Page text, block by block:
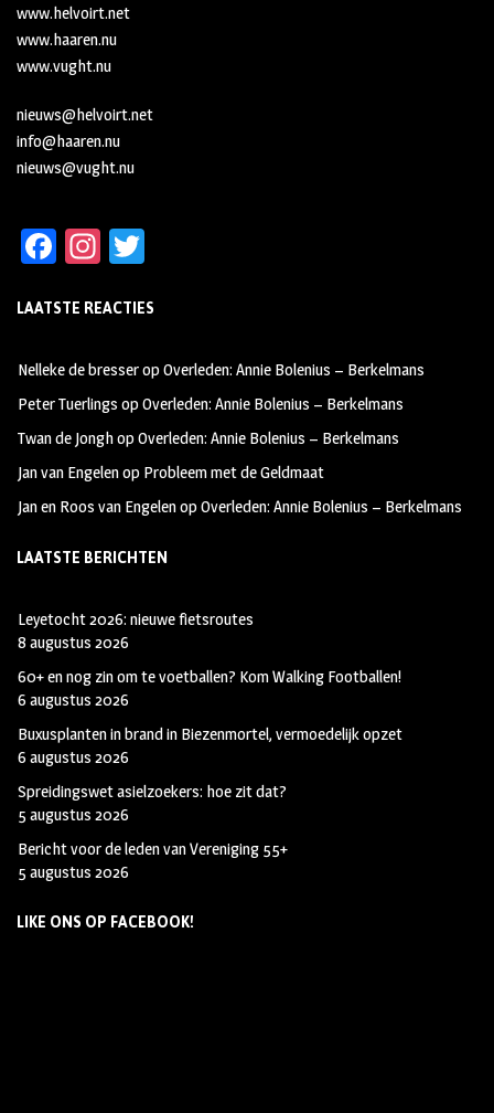
www.helvoirt.net
www.haaren.nu
www.vught.nu
nieuws@helvoirt.net
info@haaren.nu
nieuws@vught.nu
Fa
b
oo
k
In
ag
m
tt
LAATSTE REACTIES
Nelleke de bresseropOverleden: Annie Bolenius – Berkelmans
Peter Tuerlings opOverleden: Annie Bolenius – Berkelmans
Twan de JonghopOverleden: Annie Bolenius – Berkelmans
Jan van Engelenop Probleem met de Geldmaat
Jan en Roos van EngelenopOverleden: Annie Bolenius – Berkelmans
LAATSTE BERICHTEN
Leyetocht 2026: nieuwe fietsroutes
8 augustus 2026
60+ en nog zin om te voetballen? Kom Walking Footballen!
6 augustus 2026
Buxusplanten in brand in Biezenmortel, vermoedelijk opzet
6 augustus 2026
Spreidingswet asielzoekers: hoe zit dat?
5 augustus 2026
Bericht voor de leden van Vereniging 55+
5 augustus 2026
LIKE ONS OP FACEBOOK!